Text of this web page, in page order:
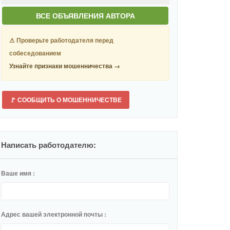
Дата регистрации:Июнь 19, 2026
Объявления:36
ВСЕ ОБЪЯВЛЕНИЯ АВТОРА
⚠ Проверьте работодателя перед
собеседованием
Узнайте признаки мошенничества →
🚩 СООБЩИТЬ О МОШЕННИЧЕСТВЕ
Написать работодателю:
Ваше имя :
Адрес вашей электронной почты :